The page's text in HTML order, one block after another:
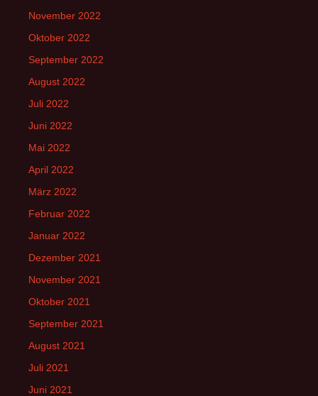
November 2022
Oktober 2022
September 2022
August 2022
Juli 2022
Juni 2022
Mai 2022
April 2022
März 2022
Februar 2022
Januar 2022
Dezember 2021
November 2021
Oktober 2021
September 2021
August 2021
Juli 2021
Juni 2021